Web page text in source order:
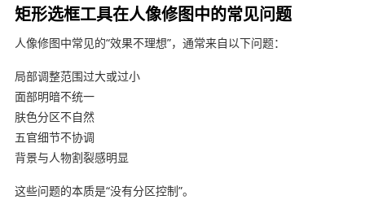
矩形选框工具在人像修图中的常见问题
人像修图中常见的“效果不理想”，通常来自以下问题：
局部调整范围过大或过小
面部明暗不统一
肤色分区不自然
五官细节不协调
背景与人物割裂感明显
这些问题的本质是“没有分区控制”。